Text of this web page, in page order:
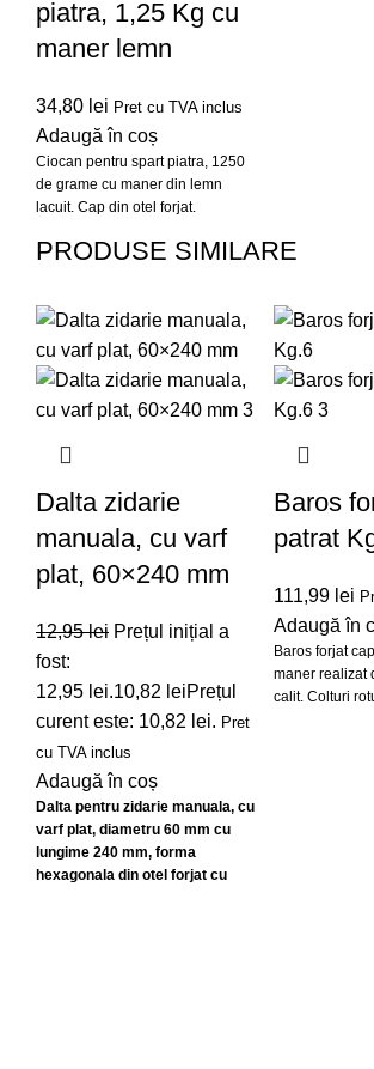
piatra, 1,25 Kg cu
maner lemn
34,80 lei Pret cu TVA inclus
Adaugă în coș
Ciocan pentru spart piatra, 1250
de grame cu maner din lemn
lacuit. Cap din otel forjat.
PRODUSE SIMILARE
Dalta zidarie
manuala, cu varf
plat, 60×240 mm
12,95lei Prețul inițial a
fost:
12,95 lei.10,82 leiPrețul
curent este: 10,82 lei. Pret
cu TVA inclus
Adaugă în coș
Dalta pentru zidarie manuala, cu
varf plat, diametru 60 mm cu
lungime 240 mm, forma
hexagonala din otel forjat cu
Baros
patrat
111,99 lei
Adaugă în
Baros forjat
maner realizat
calit. Colturi